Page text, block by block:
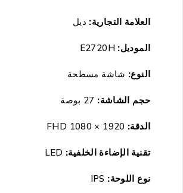
العلامة التجارية: ديل
الموديل:E2720H
النوع: شاشة مسطحة
حجم الشاشة:
الدقة:
تقنية الإضاءة الخلفية: LED
نوع اللوحة: